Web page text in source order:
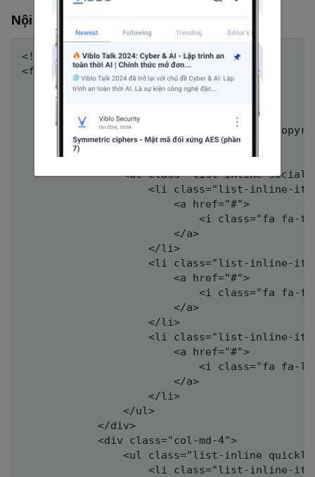
Nội dung
<!-- Footer -->
<footer>
    <div class="container">
        <div class="row">
            <div class="col-md-4">
<span
            </div>
            <div class="col-md-4">
<ul class="list-inline
<li class="list-inline-
                        <a href="#">
<i class="fa fa-
                        </a>
                    </li>
<li class="list-inline-
                        <a href="#">
<i class="fa fa-
                        </a>
                    </li>
<li class="list-inline-
                        <a href="#">
<i class="fa fa-
                        </a>
                    </li>
                </ul>
            </div>
            <div class="col-md-4">
<ul class="list-inline
<li class="list-inline-